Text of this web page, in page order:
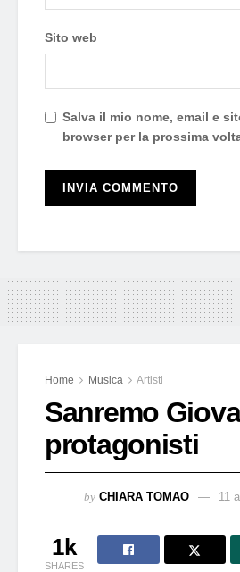
Sito web
Salva il mio nome, email e
browser per la prossima
Home Musica Artisti
Sanremo
protagonisti
by CHIARA TOMAO 11
1k
SHARES